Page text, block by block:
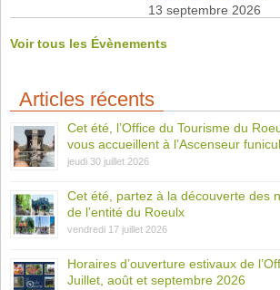
13 septembre 2026
Voir tous les Évènements
Articles récents
Cet été, l’Office du Tourisme du
vous accueillent à l’Ascenseur
jeudi 30 juillet 2026
Cet été, partez à la découverte des
de l’entité du Roeulx
vendredi 17 juillet 2026
Horaires d’ouverture estivaux de
Juillet, août et septembre 2026